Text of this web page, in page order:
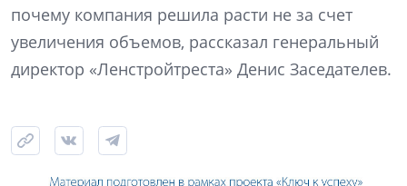
почему компания решила расти не за счет
увеличения объемов, рассказал генеральный
директор «Ленстройтреста» Денис Заседателев.